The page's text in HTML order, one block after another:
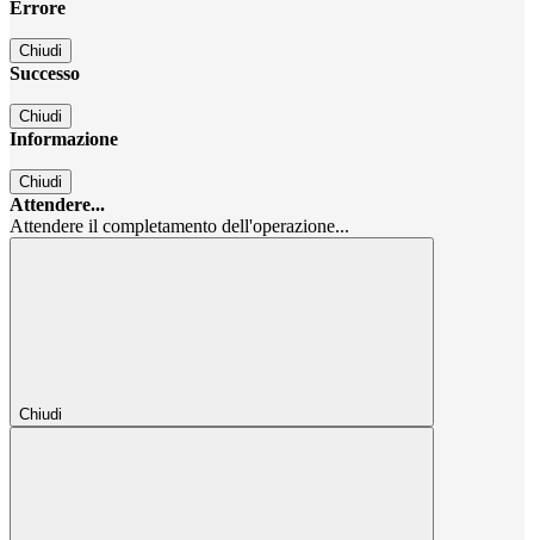
Errore
Chiudi
Successo
Chiudi
Informazione
Chiudi
Attendere...
Attendere il completamento dell'operazione...
Chiudi